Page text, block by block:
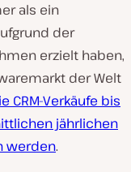
als ein
der
erzielt haben,
der Welt
CRM-Verkäufe bis
jährlichen
werden.